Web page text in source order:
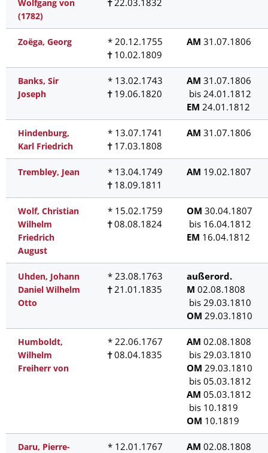
Wolfgang von
(1782)
22.03.1832
Zoëga, Georg
* 20.12.1755
10.02.1809
AM 31.07.1806
Banks, Sir
Joseph
* 13.02.1743
19.06.1820
AM 31.07.1806
bis 24.01.1812
EM 24.01.1812
Hindenburg,
Karl Friedrich
* 13.07.1741
17.03.1808
AM 31.07.1806
Trembley, Jean
* 13.04.1749
18.09.1811
AM 19.02.1807
Wolf, Christian
Wilhelm
Friedrich
August
* 15.02.1759
08.08.1824
OM 30.04.1807
bis 16.04.1812
EM 16.04.1812
Uhden, Johann
Daniel Wilhelm
Otto
* 23.08.1763
21.01.1835
außerord.
M 02.08.1808
bis 29.03.1810
OM 29.03.1810
Humboldt,
Wilhelm
Freiherr von
* 22.06.1767
08.04.1835
AM 02.08.1808
bis 29.03.1810
OM 29.03.1810
bis 05.03.1812
AM 05.03.1812
bis 10.1819
OM 10.1819
Daru, Pierre-
* 12.01.1767
AM 02.08.1808